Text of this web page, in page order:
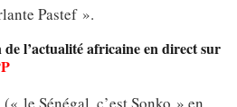
Pastef ».
l’actualité africaine en direct sur